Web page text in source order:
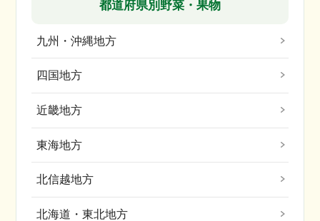
都道府県別野菜・果物
九州・沖縄地方
四国地方
近畿地方
東海地方
北信越地方
北海道・東北地方